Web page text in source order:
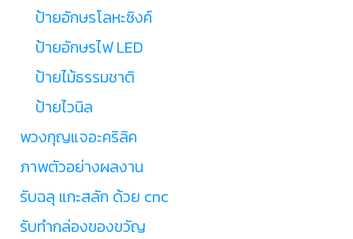
ป้ายอักษรโลหะซิงค์
ป้ายอักษรไฟ LED
ป้ายไม้ธรรมชาติ
ป้ายไวนิล
พวงกุญแจอะคริลิค
ภาพตัวอย่างผลงาน
รับฉลุ แกะสลัก ด้วย cnc
รับทำกล่องของขวัญ